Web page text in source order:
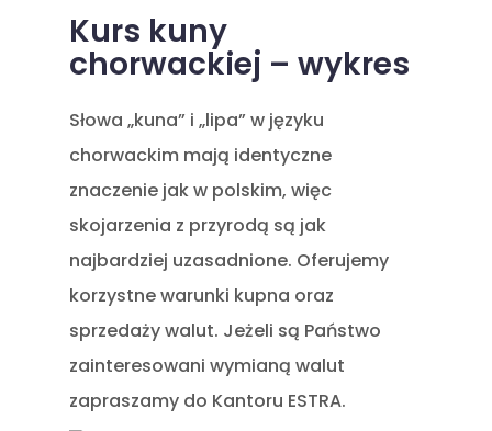
Kurs kuny
chorwackiej – wykres
Słowa „kuna” i „lipa” w języku
chorwackim mają identyczne
znaczenie jak w polskim, więc
skojarzenia z przyrodą są jak
najbardziej uzasadnione. Oferujemy
korzystne warunki kupna oraz
sprzedaży walut. Jeżeli są Państwo
zainteresowani wymianą walut
zapraszamy do Kantoru ESTRA.